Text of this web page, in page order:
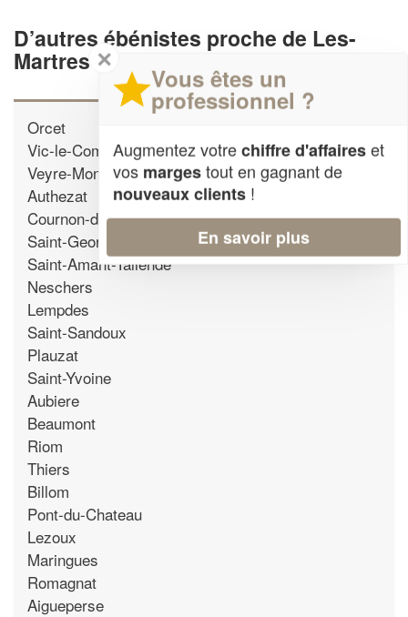
D’autres ébénistes proche de Les-
Martres-de-Veyre
Orcet
Vic-le-Comte
Veyre-Monton
Authezat
Cournon-d'Auvergne
Saint-Georges-sur-Allier
Saint-Amant-Tallende
Neschers
Lempdes
Saint-Sandoux
Plauzat
Saint-Yvoine
Aubiere
Beaumont
Riom
Thiers
Billom
Pont-du-Chateau
Lezoux
Maringues
Romagnat
Aigueperse
✕
Vous êtes un
professionnel ?
Augmentez votrechiffre d'affaireset
vos margestout en gagnant de
nouveaux clients !
En savoir plus